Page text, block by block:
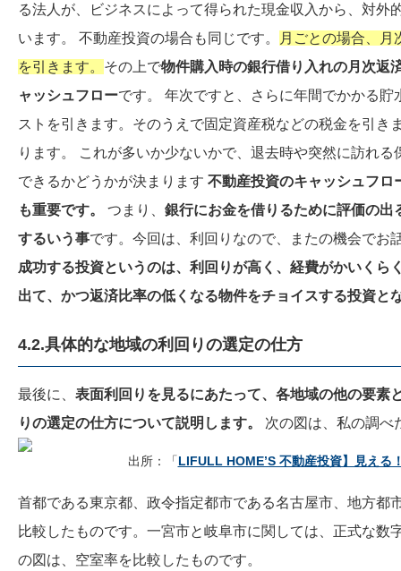
る法人が、ビジネスによって得られた現金収入から、対
います。 不動産投資の場合も同じです。
月ごとの場合、月
を引きます。 その上で物件購入時の銀行借り入れの月次返
ャッシュフローです。 年次ですと、さらに年間でかかる
ストを引きます。そのうえで固定資産税などの税金を引
ります。 これが多いか少ないかで、退去時や突然に訪れ
できるかどうかが決まります 不動産投資のキャッシュフロ
も重要です。 つまり、 銀行にお金を借りるために評価の
するいう事です。今回は、利回りなので、またの機会でお
成功する投資というのは、利回りが高く、経費がかいく
出て、かつ返済比率の低くなる物件をチョイスする投資と
4.2.具体的な地域の利回りの選定の仕方
最後に、 表面利回りを見るにあたって、各地域の他の要素
りの選定の仕方について説明します。
次の図は、私の調べ
出所：「LIFULL HOME’S 不動産投資】見える
首都である東京都、政令指定都市である名古屋市、地方
比較したものです。一宮市と岐阜市に関しては、正式な
の図は、空室率を比較したものです。